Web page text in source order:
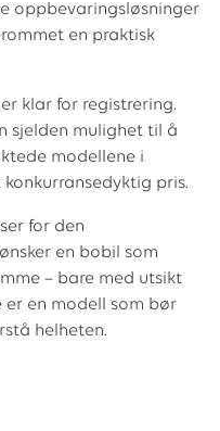
oppbevaringsløsninger
en praktisk
klar for registrering.
sjelden mulighet til å
modellene i
pris.
for den
en bobil som
– bare med utsikt
er en modell som bør
helheten.